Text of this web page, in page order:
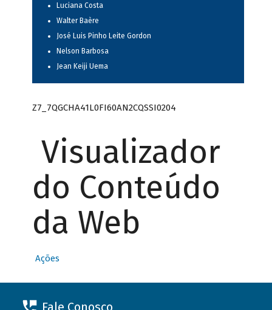
Luciana Costa
Walter Baère
José Luis Pinho Leite Gordon
Nelson Barbosa
Jean Keiji Uema
Z7_7QGCHA41L0FI60AN2CQSSI0204
Visualizador
do Conteúdo
da Web
Ações
Fale Conosco